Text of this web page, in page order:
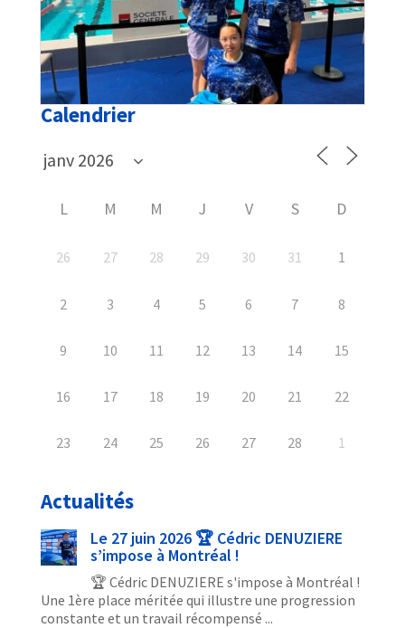
Calendrier
L M M J V S D
26 27 28 29 30 31 1
2 3 4 5 6 7 8
9 10 11 12 13 14 15
16 17 18 19 20 21 22
23 24 25 26 27 28 1
Actualités
Le 27 juin 2026 🏆 Cédric DENUZIERE
s’impose à Montréal !
🏆 Cédric DENUZIERE s'impose à Montréal !
Une 1ère place méritée qui illustre une progression
constante et un travail récompensé ...